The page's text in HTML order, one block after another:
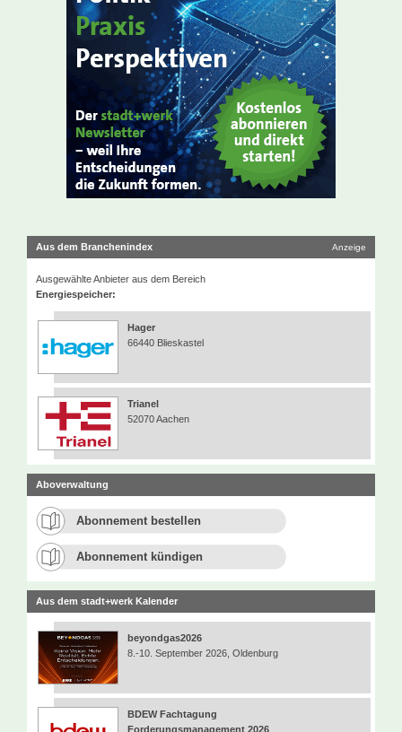
Aus dem Branchenindex Anzeige
Ausgewählte Anbieter aus dem Bereich
Energiespeicher:
Hager
66440 Blieskastel
Trianel
52070 Aachen
Aboverwaltung
Abonnement bestellen
Abonnement kündigen
Aus dem stadt+werk Kalender
beyondgas2026
8.-10. September 2026, Oldenburg
BDEW Fachtagung
Forderungsmanagement 2026